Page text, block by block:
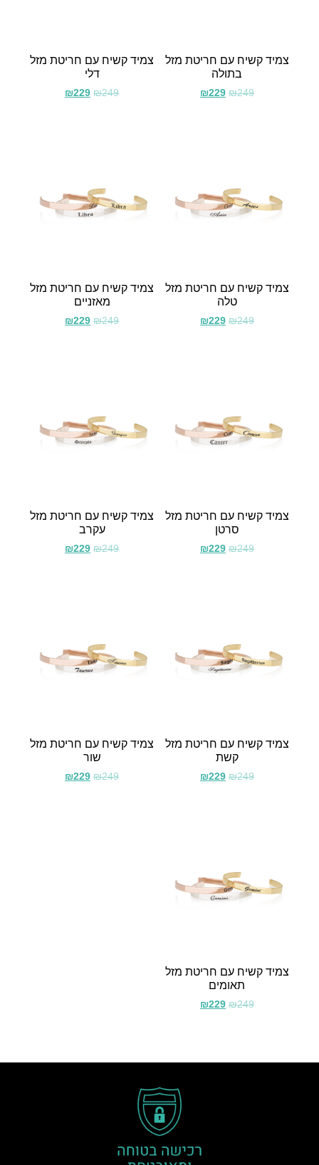
צמיד קשיח עם חריטת מזל
בתולה
₪249
₪229
צמיד קשיח עם חריטת מזל
דלי
₪249
₪229
צמיד קשיח עם חריטת מזל
טלה
₪249
₪229
צמיד קשיח עם חריטת מזל
מאזניים
₪249
₪229
צמיד קשיח עם חריטת מזל
סרטן
₪249
₪229
צמיד קשיח עם חריטת מזל
עקרב
₪249
₪229
צמיד קשיח עם חריטת מזל
קשת
₪249
₪229
צמיד קשיח עם חריטת מזל
שור
₪249
₪229
צמיד קשיח עם חריטת מזל
תאומים
₪249
₪229